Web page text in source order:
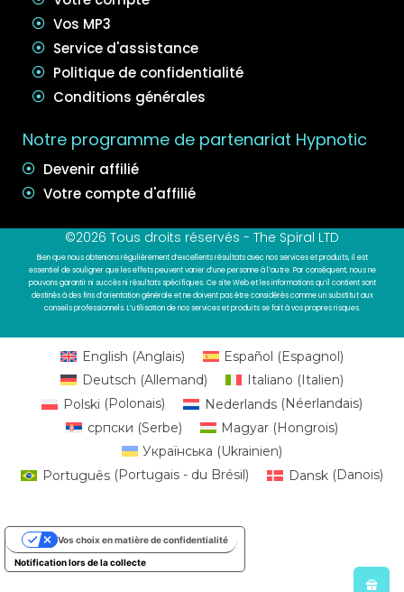
Vos MP3
Service d'assistance
Politique de confidentialité
Conditions générales
Notre programme de partenariat Hypnotic
Devenir affilié
Votre compte d'affilié
©2026 Tous droits réservés - The Spiral LTD
Bien que nous obtenions régulièrement d’excellents résultats avec nos services et produits, il est
essentiel de souligner que les effets peuvent varier d’une personne à l’autre. Par conséquent, nous ne
pouvons garantir ni succès ni résultats spécifiques. Ce site Web et les informations qu’il contient sont
destinés à des fins d’orientation générale et ne doivent pas être considérés comme un substitut aux
conseils professionnels. L’utilisation de nos services et produits se fait à vos propres risques.
English (Anglais) Español (Espagnol)
Deutsch (Allemand) Italiano (Italien)
Polski (Polonais) Nederlands(Néerlandais)
српски (Serbe) Magyar (Hongrois)
Українська (Ukrainien)
Português (Portugais - du Brésil ) Dansk(Danois)
Notification lors de la collecte
Vos choix en matière de confidentialité